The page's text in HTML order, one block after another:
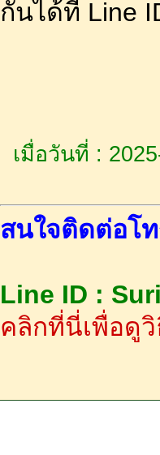
กันได้ที่ Line
เมื่อวันที่ :
สนใจติดต่อโ
Line ID :
คลิกที่นี่เพื่อดูวิ